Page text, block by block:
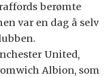
berømte
var en dag å selv
United,
Albion, som